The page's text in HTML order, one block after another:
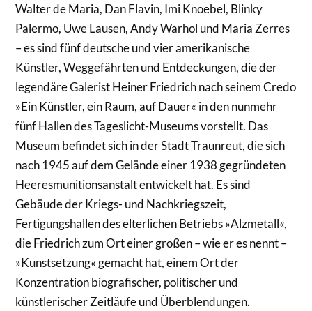
Walter de Maria, Dan Flavin, Imi Knoebel, Blinky
Palermo, Uwe Lausen, Andy Warhol und Maria Zerres
– es sind fünf deutsche und vier amerikanische
Künstler, Weggefährten und Entdeckungen, die der
legendäre Galerist Heiner Friedrich nach seinem Credo
»Ein Künstler, ein Raum, auf Dauer« in den nunmehr
fünf Hallen des Tageslicht-Museums vorstellt. Das
Museum befindet sich in der Stadt Traunreut, die sich
nach 1945 auf dem Gelände einer 1938 gegründeten
Heeresmunitionsanstalt entwickelt hat. Es sind
Gebäude der Kriegs- und Nachkriegszeit,
Fertigungshallen des elterlichen Betriebs »Alzmetall«,
die Friedrich zum Ort einer großen – wie er es nennt –
»Kunstsetzung« gemacht hat, einem Ort der
Konzentration biografischer, politischer und
künstlerischer Zeitläufe und Überblendungen.